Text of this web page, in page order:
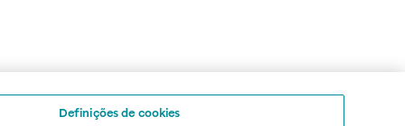
Definições de cookies